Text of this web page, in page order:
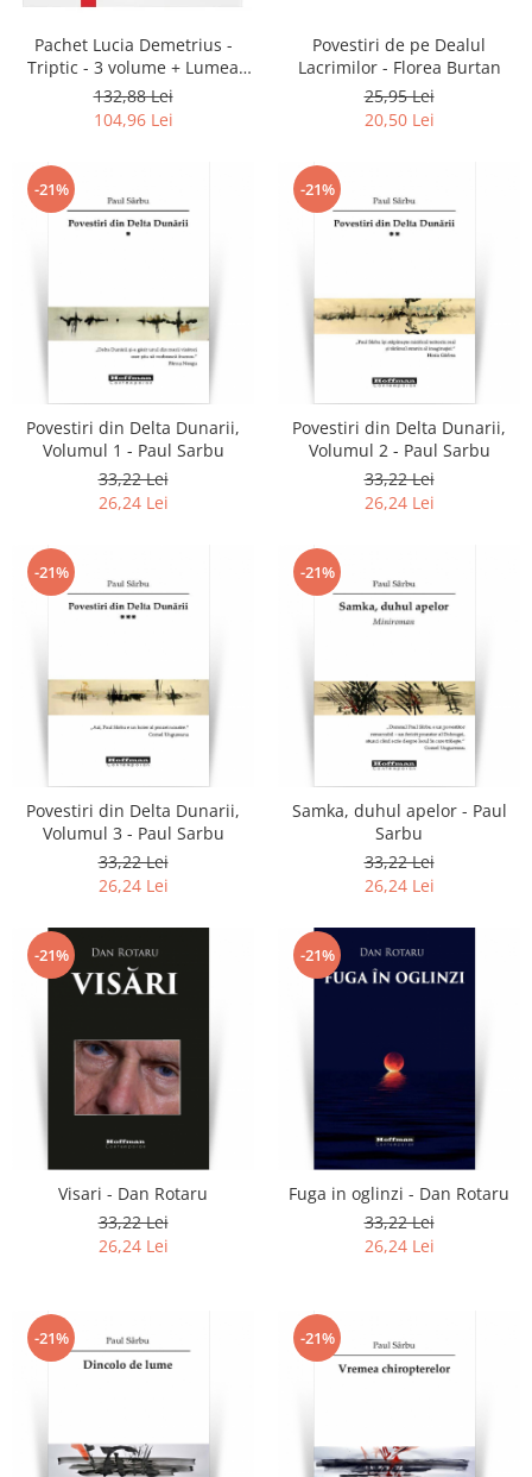
Pachet Lucia Demetrius -
Triptic - 3 volume + Lumea
începe cu mine!
132,88 Lei
104,96 Lei
Povestiri de pe Dealul
Lacrimilor - Florea Burtan
25,95 Lei
20,50 Lei
-21%
Povestiri din Delta Dunarii,
Volumul 1 - Paul Sarbu
33,22 Lei
26,24 Lei
-21%
Povestiri din Delta Dunarii,
Volumul 2 - Paul Sarbu
33,22 Lei
26,24 Lei
-21%
Povestiri din Delta Dunarii,
Volumul 3 - Paul Sarbu
33,22 Lei
26,24 Lei
-21%
Samka, duhul apelor - Paul
Sarbu
33,22 Lei
26,24 Lei
-21%
Visari - Dan Rotaru
33,22 Lei
26,24 Lei
-21%
Fuga in oglinzi - Dan Rotaru
33,22 Lei
26,24 Lei
-21% -21%